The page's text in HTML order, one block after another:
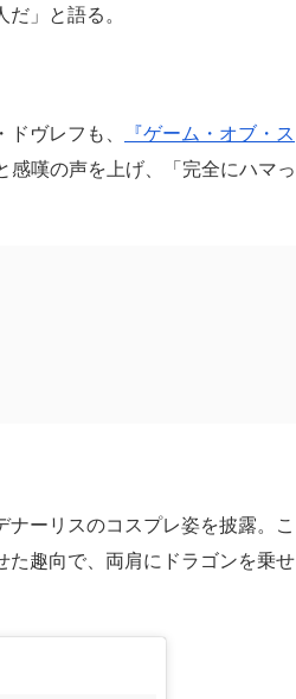
」と語る。
ヴレフも、
『ゲーム・オブ・ス
感嘆の声を上げ、「完全にハマっ
ーリスのコスプレ姿を披露。こ
た趣向で、両肩にドラゴンを乗せ